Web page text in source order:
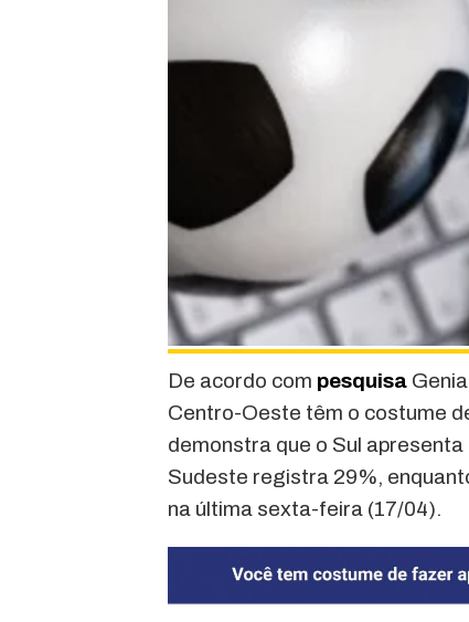
De acordo com pesquisa
Centro-Oeste têm o costume
demonstra que o Sul
Sudeste registra 29%,
na última sexta-feira (17/04).